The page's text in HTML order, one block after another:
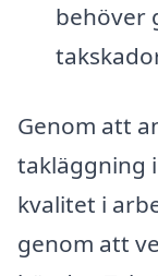
behöver
Genom att
takläggning
kvalitet i
genom att